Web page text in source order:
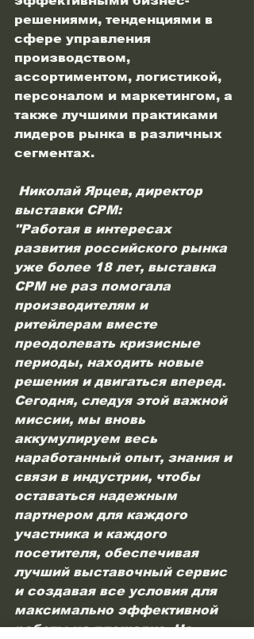
решениями, тенденциями в
сфере управления
производством,
ассортиментом, логистикой,
персоналом и маркетингом, а
также лучшими практиками
лидеров рынка в различных
сегментах.
выставки СРМ:
"Работая в интересах
развития российского рынка
уже более 18 лет, выставка
СРМ не раз помогала
производителям и
ритейлерам вместе
преодолевать кризисные
периоды, находить новые
решения и двигаться вперед.
Сегодня, следуя этой важной
миссии, мы вновь
аккумулируем весь
наработанный опыт, знания и
связи в индустрии, чтобы
оставаться надежным
партнером для каждого
участника и каждого
посетителя, обеспечивая
лучший выставочный сервис
и создавая все условия для
максимально эффективной
работы на площадке. На